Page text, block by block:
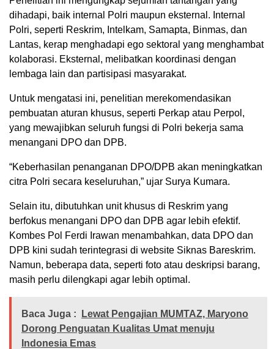
dihadapi, baik internal Polri maupun eksternal. Internal
Polri, seperti Reskrim, Intelkam, Samapta, Binmas, dan
Lantas, kerap menghadapi ego sektoral yang menghambat
kolaborasi. Eksternal, melibatkan koordinasi dengan
lembaga lain dan partisipasi masyarakat.
Untuk mengatasi ini, penelitian merekomendasikan
pembuatan aturan khusus, seperti Perkap atau Perpol,
yang mewajibkan seluruh fungsi di Polri bekerja sama
menangani DPO dan DPB.
“Keberhasilan penanganan DPO/DPB akan meningkatkan
citra Polri secara keseluruhan,” ujar Surya Kumara.
Selain itu, dibutuhkan unit khusus di Reskrim yang
berfokus menangani DPO dan DPB agar lebih efektif.
Kombes Pol Ferdi Irawan menambahkan, data DPO dan
DPB kini sudah terintegrasi di website Siknas Bareskrim.
Namun, beberapa data, seperti foto atau deskripsi barang,
masih perlu dilengkapi agar lebih optimal.
Baca Juga :
Lewat Pengajian MUMTAZ, Maryono
Dorong Penguatan Kualitas Umat menuju
Indonesia Emas